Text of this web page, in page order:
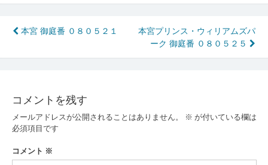
投
稿
ビ
ゲ
ー
シ
本宮 御庭番 ０８０５２１
本宮プリンス・ウィリアムズパ
ーク 御庭番 ０８０５２５
コメントを残す
メールアドレスが公開されることはありません。 ※ が付いている欄は
必須項目です
コメント ※